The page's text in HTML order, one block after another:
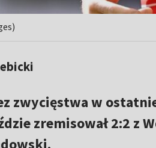
zwycięstwa w
zremisował 2:2 z